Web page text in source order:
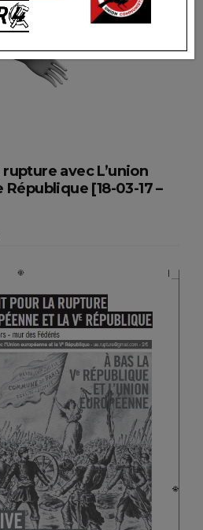
avec L’union
[18-03-17 –